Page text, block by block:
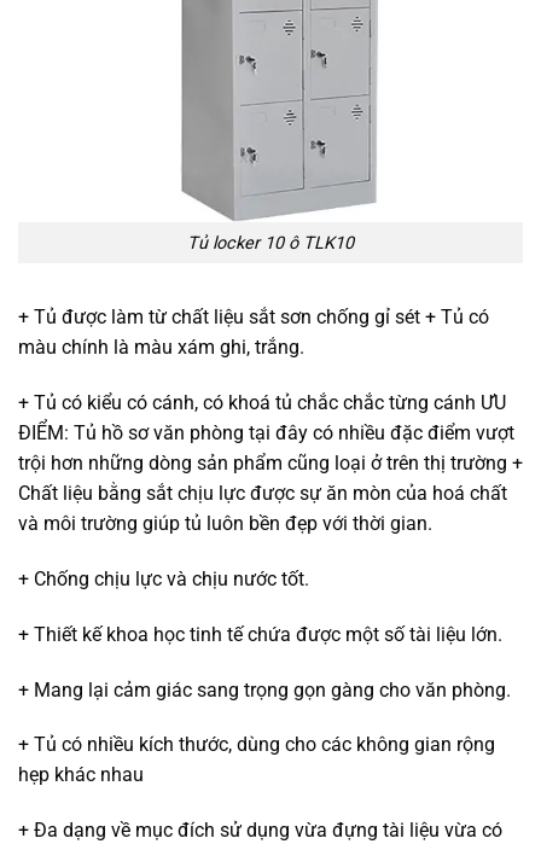
Tủ locker 10 ô TLK10
+ Tủ được làm từ chất liệu sắt sơn chống gỉ sét + Tủ có
màu chính là màu xám ghi, trắng.
+ Tủ có kiểu có cánh, có khoá tủ chắc chắc từng cánh ƯU
ĐIỂM: Tủ hồ sơ văn phòng tại đây có nhiều đặc điểm vượt
trội hơn những dòng sản phẩm cũng loại ở trên thị trường +
Chất liệu bằng sắt chịu lực được sự ăn mòn của hoá chất
và môi trường giúp tủ luôn bền đẹp với thời gian.
+ Chống chịu lực và chịu nước tốt.
+ Thiết kế khoa học tinh tế chứa được một số tài liệu lớn.
+ Mang lại cảm giác sang trọng gọn gàng cho văn phòng.
+ Tủ có nhiều kích thước, dùng cho các không gian rộng
hẹp khác nhau
+ Đa dạng về mục đích sử dụng vừa đựng tài liệu vừa có